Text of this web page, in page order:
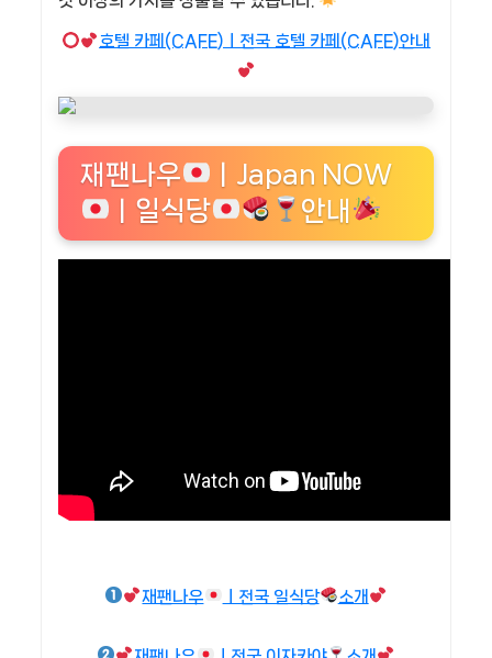
호텔 카페(CAFE)ㅣ전국 호텔 카페(CAFE)안내
재팬나우
ㅣJapan NOW
ㅣ일식당
안내
재팬나우 ㅣ전국 일식당 소개